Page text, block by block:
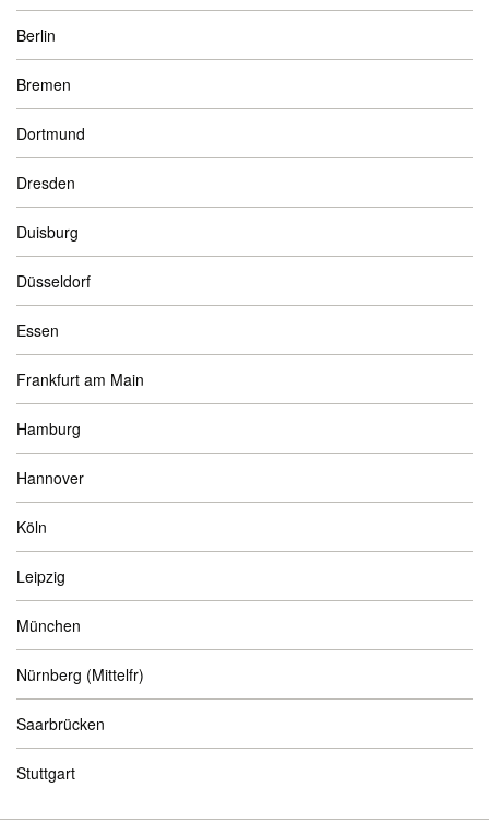
Berlin
Bremen
Dortmund
Dresden
Duisburg
Düsseldorf
Essen
Frankfurt am Main
Hamburg
Hannover
Köln
Leipzig
München
Nürnberg (Mittelfr)
Saarbrücken
Stuttgart